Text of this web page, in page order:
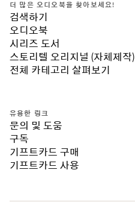
더 많은 오디오북을 찾아보세요!
검색하기
오디오북
시리즈 도서
스토리텔 오리지널 (자체제작)
전체 카테고리 살펴보기
유용한 링크
문의 및 도움
구독
기프트카드 구매
기프트카드 사용